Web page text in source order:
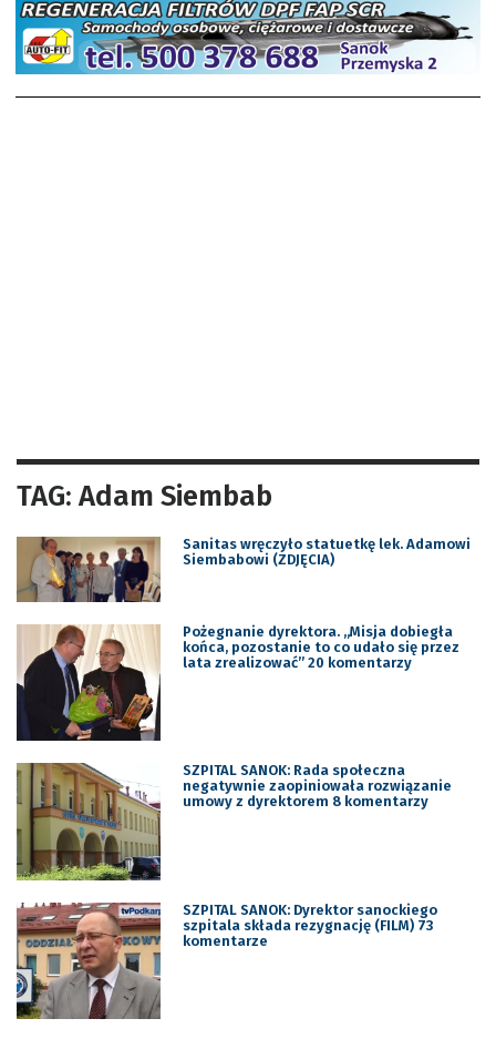
TAG: Adam Siembab
Sanitas wręczyło statuetkę lek. Adamowi
Siembabowi (ZDJĘCIA)
Pożegnanie dyrektora. „Misja dobiegła
końca, pozostanie to co udało się przez
lata zrealizować” 20 komentarzy
SZPITAL SANOK: Rada społeczna
negatywnie zaopiniowała rozwiązanie
umowy z dyrektorem 8 komentarzy
SZPITAL SANOK: Dyrektor sanockiego
szpitala składa rezygnację (FILM) 73
komentarze